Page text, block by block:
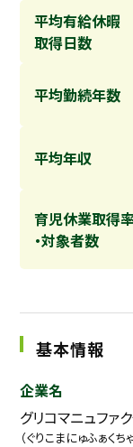
平均有給休暇
取得日数
平均勤続年数
平均年収
育児休業取得
・対象者数
基本情報
企業名
グリコマニュファ
（ぐりこまにゅふぁくち